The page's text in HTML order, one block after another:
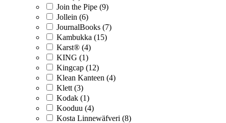
Join the Pipe (9)
Jollein (6)
JournalBooks (7)
Kambukka (15)
Karst® (4)
KING (1)
Kingcap (12)
Klean Kanteen (4)
Klett (3)
Kodak (1)
Kooduu (4)
Kosta Linnewäfveri (8)